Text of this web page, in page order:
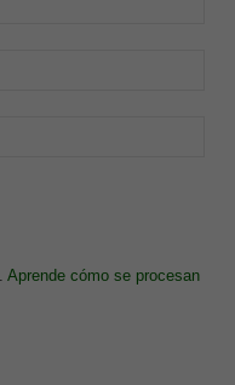
Aprende cómo se procesan